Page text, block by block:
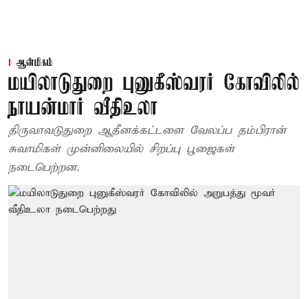
ஆன்மிகம்
மயிலாடுதுறை புனுகீஸ்வரர் கோவிலில்
நாயன்மார் வீதிஉலா
திருவாவடுதுறை ஆதீனக்கட்டளை வேலப்ப தம்பிரான்
சுவாமிகள் முன்னிலையில் சிறப்பு பூஜைகள்
நடைபெற்றன.